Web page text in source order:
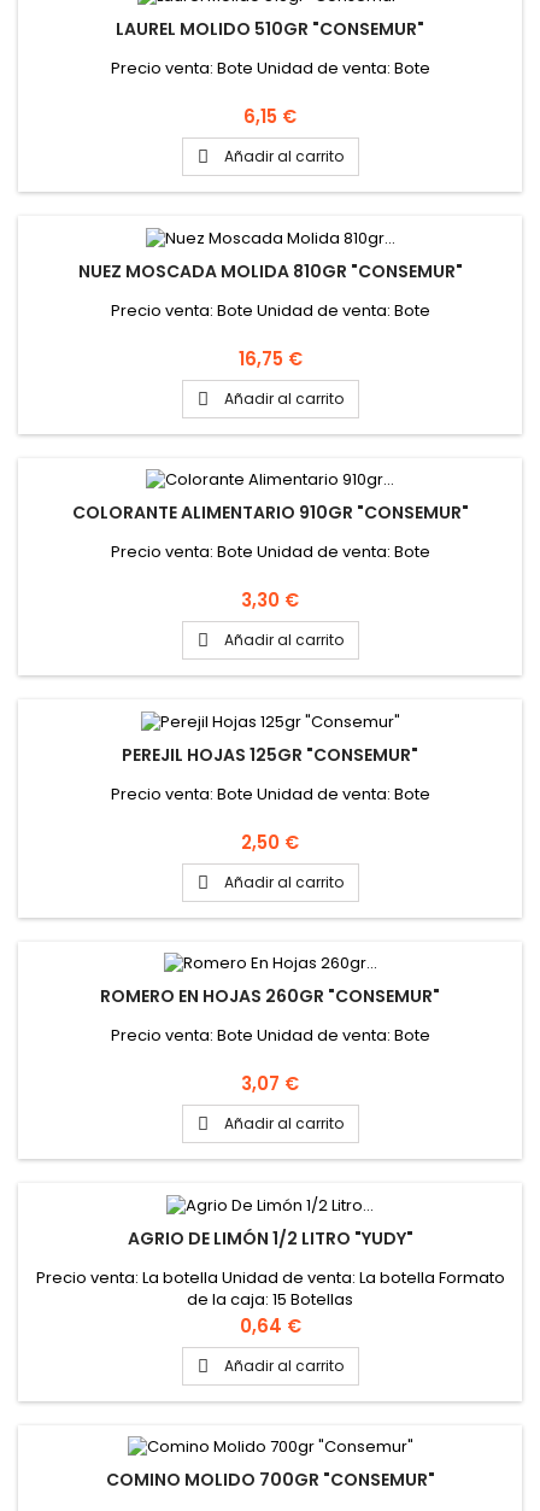
LAUREL MOLIDO 510GR "CONSEMUR"
Precio venta: Bote Unidad de venta: Bote
Precio
6,15 €
 Añadir al carrito
NUEZ MOSCADA MOLIDA 810GR "CONSEMUR"
Precio venta: Bote Unidad de venta: Bote
Precio
16,75 €
 Añadir al carrito
COLORANTE ALIMENTARIO 910GR "CONSEMUR"
Precio venta: Bote Unidad de venta: Bote
Precio
3,30 €
 Añadir al carrito
PEREJIL HOJAS 125GR "CONSEMUR"
Precio venta: Bote Unidad de venta: Bote
Precio
2,50 €
 Añadir al carrito
ROMERO EN HOJAS 260GR "CONSEMUR"
Precio venta: Bote Unidad de venta: Bote
Precio
3,07 €
 Añadir al carrito
AGRIO DE LIMÓN 1/2 LITRO "YUDY"
Precio venta: La botella Unidad de venta: La botella Formato
de la caja: 15 Botellas
Precio
0,64 €
 Añadir al carrito
COMINO MOLIDO 700GR "CONSEMUR"